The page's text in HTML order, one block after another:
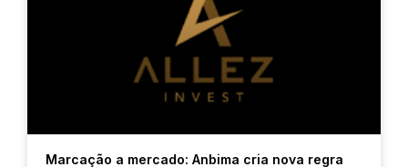
Marcação a mercado: Anbima cria nova regra